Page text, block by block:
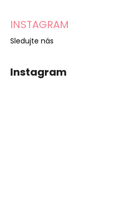
INSTAGRAM
Sledujte nás
Instagram